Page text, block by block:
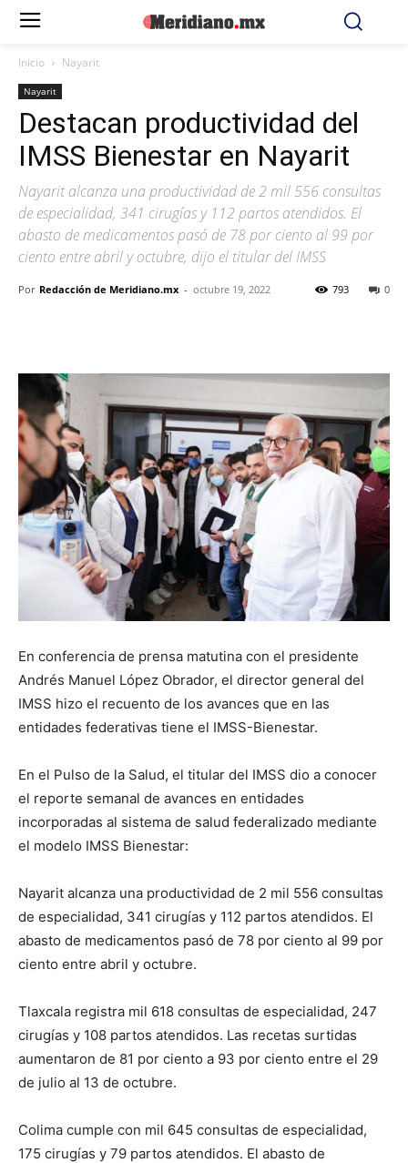
Inicio Nayarit
Nayarit
Destacan productividad del
IMSS Bienestar en Nayarit
Nayarit alcanza una productividad de 2 mil 556 consultas
de especialidad, 341 cirugías y 112 partos atendidos. El
abasto de medicamentos pasó de 78 por ciento al 99 por
ciento entre abril y octubre, dijo el titular del IMSS
Por Redacción de Meridiano.mx - octubre 19, 2022 0
793
En conferencia de prensa matutina con el presidente
Andrés Manuel López Obrador, el director general del
IMSS hizo el recuento de los avances que en las
entidades federativas tiene el IMSS-Bienestar.
En el Pulso de la Salud, el titular del IMSS dio a conocer
el reporte semanal de avances en entidades
incorporadas al sistema de salud federalizado mediante
el modelo IMSS Bienestar:
Nayarit alcanza una productividad de 2 mil 556 consultas
de especialidad, 341 cirugías y 112 partos atendidos. El
abasto de medicamentos pasó de 78 por ciento al 99 por
ciento entre abril y octubre.
Tlaxcala registra mil 618 consultas de especialidad, 247
cirugías y 108 partos atendidos. Las recetas surtidas
aumentaron de 81 por ciento a 93 por ciento entre el 29
de julio al 13 de octubre.
Colima cumple con mil 645 consultas de especialidad,
175 cirugías y 79 partos atendidos. El abasto de